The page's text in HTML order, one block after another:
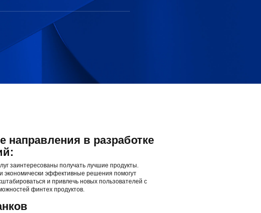
в разработке
заинтересованы получать лучшие продукты.
экономически эффективные решения помогут
и привлечь новых пользователей с
финтех продуктов.